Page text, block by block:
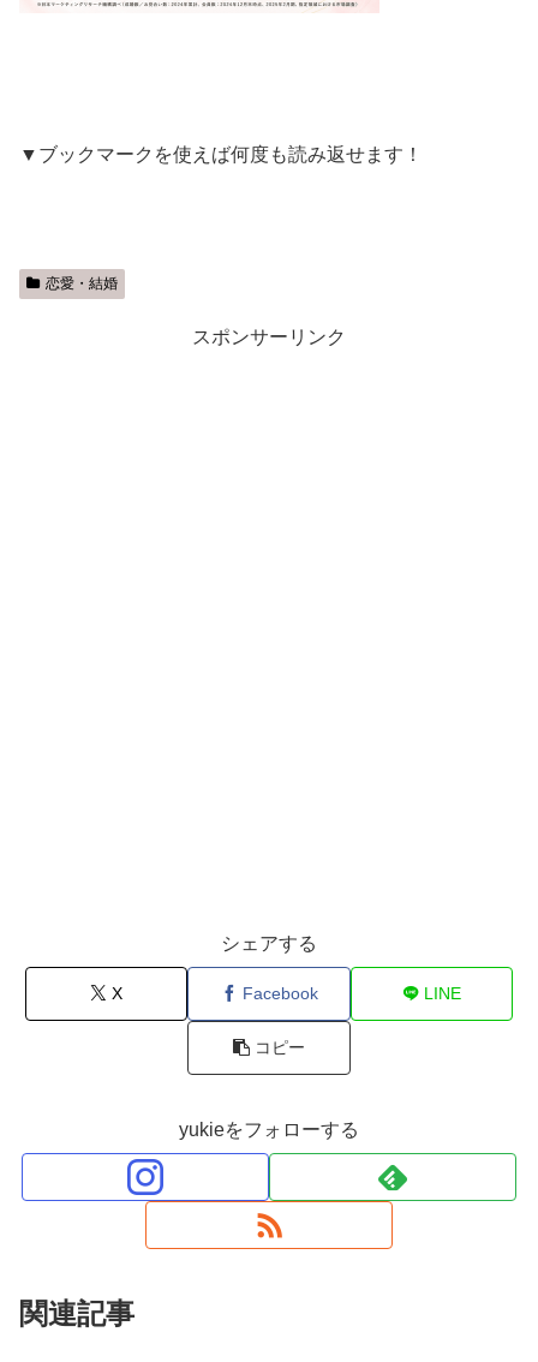
▼ブックマークを使えば何度も読み返せます！
恋愛・結婚
スポンサーリンク
シェアする
X Facebook LINE
コピー
yukieをフォローする
関連記事